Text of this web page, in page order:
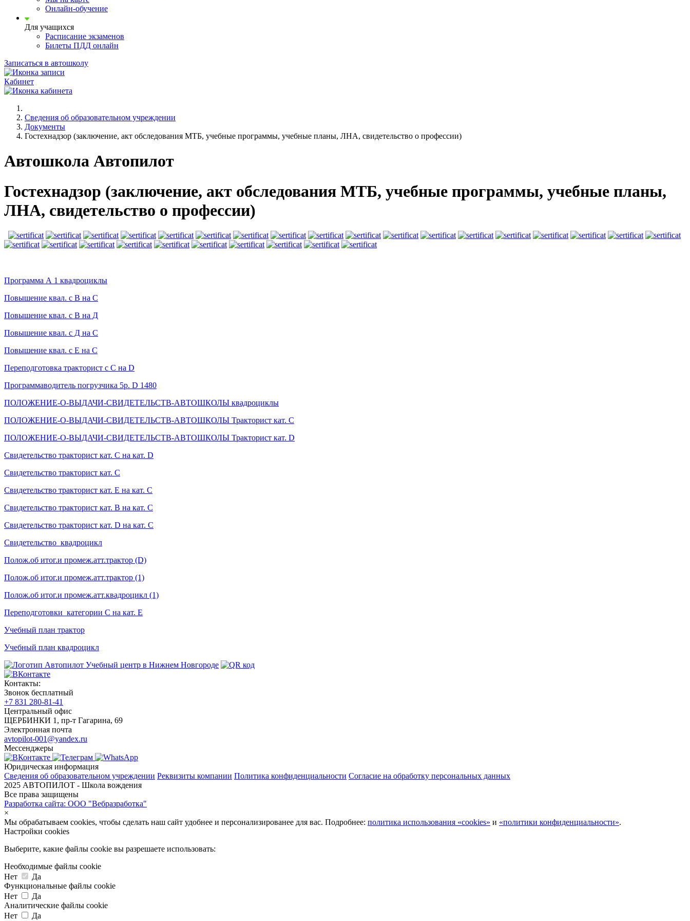
Онлайн-обучение
Для учащихся
Расписание экзаменов
Билеты ПДД онлайн
Записаться в автошколу
Кабинет
Сведения об образовательном учреждении
Документы
Гостехнадзор (заключение, акт обследования МТБ, учебные программы, учебные планы, ЛНА, свидетельство о профессии)
Автошкола Автопилот
Гостехнадзор (заключение, акт обследования МТБ, учебные программы, учебные планы,
ЛНА, свидетельство о профессии)
Программа А 1 квадроциклы
Повышение квал. с В на С
Повышение квал. с В на Д
Повышение квал. с Д на С
Повышение квал. с Е на С
Переподготовка тракторист с С на D
Программаводитель погрузчика 5р. D 1480
ПОЛОЖЕНИЕ-О-ВЫДАЧИ-СВИДЕТЕЛЬСТВ-АВТОШКОЛЫ квадроциклы
ПОЛОЖЕНИЕ-О-ВЫДАЧИ-СВИДЕТЕЛЬСТВ-АВТОШКОЛЫ Тракторист кат. С
ПОЛОЖЕНИЕ-О-ВЫДАЧИ-СВИДЕТЕЛЬСТВ-АВТОШКОЛЫ Тракторист кат. D
Cвидетельство тракторист кат. С на кат. D
Cвидетельство тракторист кат. С
Cвидетельство тракторист кат. Е на кат. С
Cвидетельство тракторист кат. В на кат. С
Свидетельство тракторист кат. D на кат. С
Свидетельство_квадроцикл
Полож.об итог.и промеж.атт.трактор (D)
Полож.об итог.и промеж.атт.трактор (1)
Полож.об итог.и промеж.атт.квадроцикл (1)
Переподготовки_категории С на кат. Е
Учебный план трактор
Учебный план квадроцикл
Учебный центр в Нижнем Новгороде
Контакты:
Звонок бесплатный
+7 831 280-81-41
Центральный офис
ЩЕРБИНКИ 1, пр-т Гагарина, 69
Электронная почта
avtopilot-001@yandex.ru
Мессенджеры
Юридическая информация
Сведения об образовательном учреждении Реквизиты компании Политика конфиденциальности Согласие на обработку персональных данных
2025 АВТОПИЛОТ - Школа вождения
Все права защищены
Разработка сайта: ООО "Вебразработка"
×
Мы обрабатываем cookies, чтобы сделать наш сайт удобнее и персонализированее для вас. Подробнее: политика использования «cookies» и «политики конфиденциальности».
Настройки cookies
Выберите, какие файлы cookie вы разрешаете использовать:
Необходимые файлы cookie
Нет
Да
Функциональные файлы cookie
Нет
Да
Аналитические файлы cookie
Нет
Да